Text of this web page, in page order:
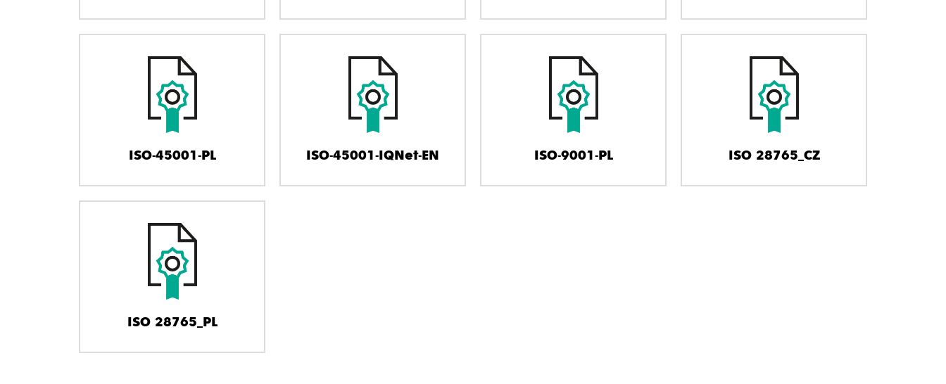
ISO-45001-PL ISO-45001-IQNet-EN ISO-9001-PL ISO 28765_CZ
ISO 28765_PL